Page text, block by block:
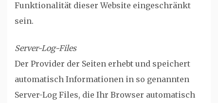
Funktionalität dieser Website eingeschränkt
sein.
Server-Log-Files
Der Provider der Seiten erhebt und speichert
automatisch Informationen in so genannten
Server-Log Files, die Ihr Browser automatisch